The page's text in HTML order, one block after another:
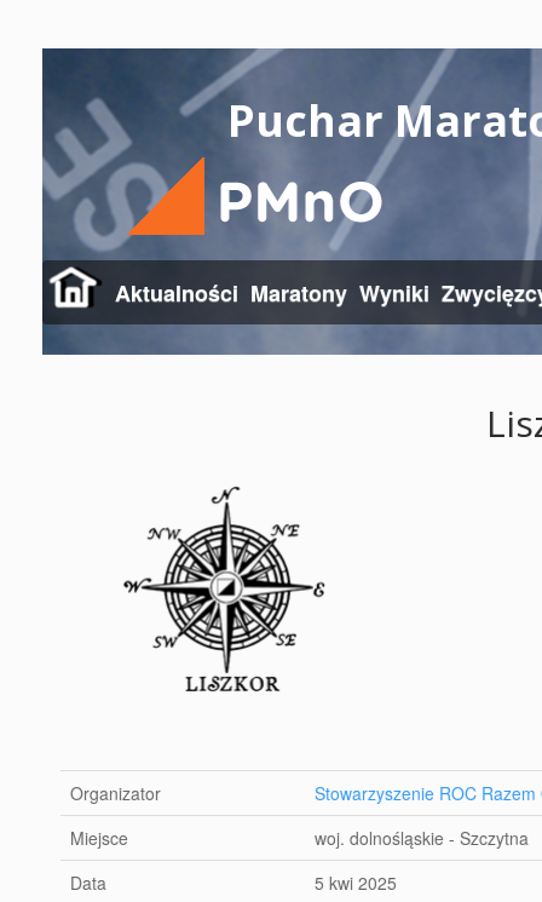
Puchar
Aktualności Maratony Wyniki
Organizator
Stowarzyszenie ROC
Miejsce
woj. dolnośląskie - Szczytna
Data
5 kwi 2025